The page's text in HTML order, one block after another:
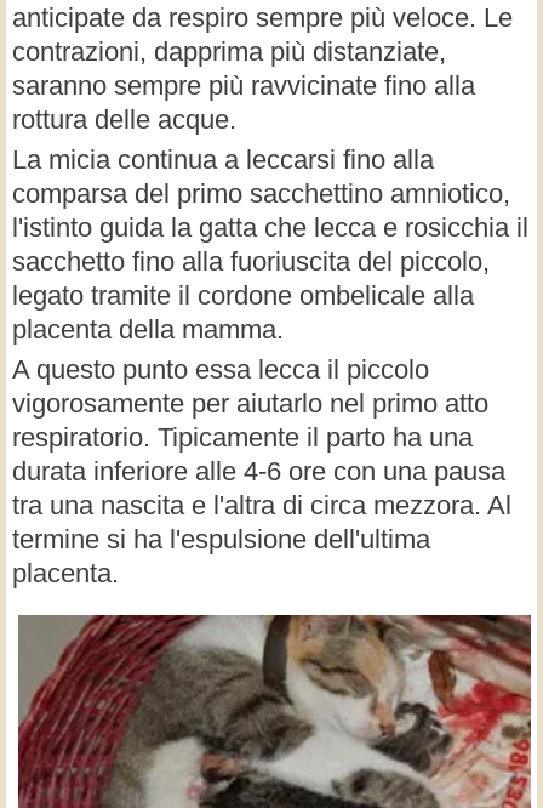
anticipate da respiro sempre più veloce. Le
contrazioni, dapprima più distanziate,
saranno sempre più ravvicinate fino alla
rottura delle acque.
La micia continua a leccarsi fino alla
comparsa del primo sacchettino amniotico,
l'istinto guida la gatta che lecca e rosicchia il
sacchetto fino alla fuoriuscita del piccolo,
legato tramite il cordone ombelicale alla
placenta della mamma.
A questo punto essa lecca il piccolo
vigorosamente per aiutarlo nel primo atto
respiratorio. Tipicamente il parto ha una
durata inferiore alle 4-6 ore con una pausa
tra una nascita e l'altra di circa mezzora. Al
termine si ha l'espulsione dell'ultima
placenta.